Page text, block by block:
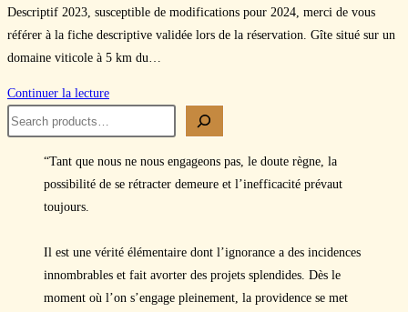
Descriptif 2023, susceptible de modifications pour 2024, merci de vous
référer à la fiche descriptive validée lors de la réservation. Gîte situé sur un
domaine viticole à 5 km du…
Continuer la lectureChâteau
Auriol
–
la
Search
“Tant que nous ne nous engageons pas, le doute règne, la
possibilité de se rétracter demeure et l’inefficacité prévaut
toujours.
Il est une vérité élémentaire dont l’ignorance a des incidences
innombrables et fait avorter des projets splendides. Dès le
moment où l’on s’engage pleinement, la providence se met